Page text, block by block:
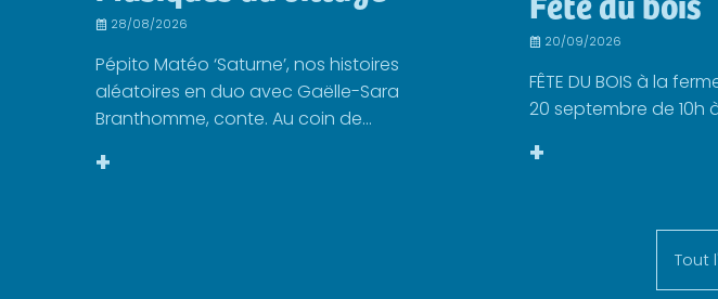
28/08/2026
Pépito Matéo ‘Saturne’, nos histoires
aléatoires en duo avec Gaëlle-Sara
Branthomme, conte. Au coin de...
+
20/09/2026
FÊTE DU BOIS à la
20 septembre de 10h
+
Tout